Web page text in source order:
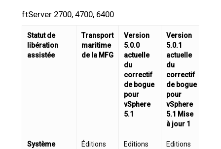
ftServer 2700, 4700, 6400
Statut de
libération
assistée
Transport
maritime
de la MFG
Version
5.0.0
actuelle
du
correctif
de bogue
pour
vSphere
5.1
Version
5.0.1
actuelle
du
correctif
de bogue
pour
vSphere
5.1 Mise
à jour 1
Système
Éditions
Editions
Editions